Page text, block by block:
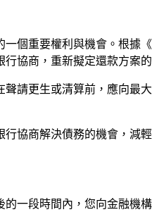
個重要權利與機會。根據
協商，重新擬定還款方案的
請更生或清算前，應向
協商解決債務的機會，減
一段時間內，您向金融